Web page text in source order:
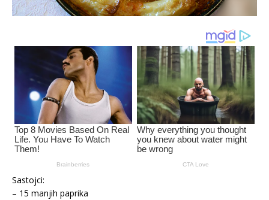
Sastojci:
– 15 manjih paprika